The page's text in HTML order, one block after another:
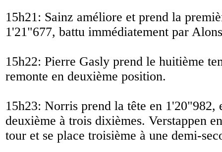
15h21: Sainz améliore et prend la
1'21"677, battu immédiatement par
15h22: Pierre Gasly prend le huitième
remonte en deuxième position.
15h23: Norris prend la tête en 1'20"982,
deuxième à trois dixièmes. Verstappen
tour et se place troisième à une demi-